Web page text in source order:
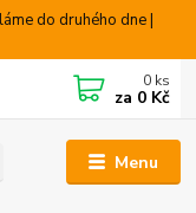
do druhého dne |
Menu
0 ks
za 0 Kč